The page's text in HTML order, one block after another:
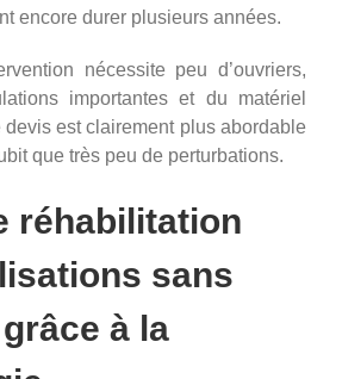
encore durer plusieurs années.
nécessite peu d’ouvriers,
importantes et du matériel
est clairement plus abordable
que très peu de perturbations.
réhabilitation
sans
à la